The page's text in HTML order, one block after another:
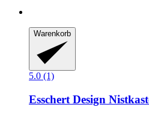
Warenkorb
5.0 (1)
Esschert Design